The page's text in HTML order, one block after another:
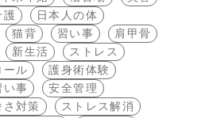
護
日本人の体
猫背 習い事
肩甲骨
新生活
ストレス
ール
護身術体験
い事
安全管理
さ対策
ストレス解消